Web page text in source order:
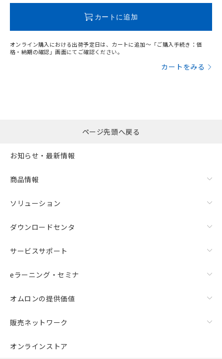
カートに追加
オンライン購入における出荷予定日は、カートに追加～「ご購入手続き：価
格・納期の確認」画面にてご確認ください。
カートをみる
ページ先頭へ戻る
お知らせ・最新情報
商品情報
ソリューション
ダウンロードセンタ
サービスサポート
eラーニング・セミナ
オムロンの提供価値
販売ネットワーク
オンラインストア